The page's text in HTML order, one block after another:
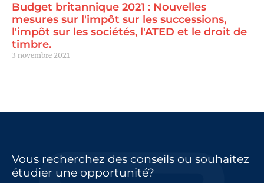
Budget britannique 2021 : Nouvelles
mesures sur l'impôt sur les successions,
l'impôt sur les sociétés, l'ATED et le droit de
timbre.
3 novembre 2021
Vous recherchez des conseils ou souhaitez
étudier une opportunité?